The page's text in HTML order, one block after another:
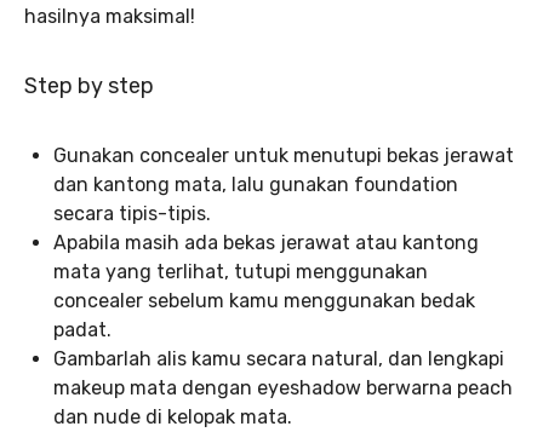
hasilnya maksimal!
Step by step
Gunakan concealer untuk menutupi bekas jerawat
dan kantong mata, lalu gunakan foundation
secara tipis-tipis.
Apabila masih ada bekas jerawat atau kantong
mata yang terlihat, tutupi menggunakan
concealer sebelum kamu menggunakan bedak
padat.
Gambarlah alis kamu secara natural, dan lengkapi
makeup mata dengan eyeshadow berwarna peach
dan nude di kelopak mata.